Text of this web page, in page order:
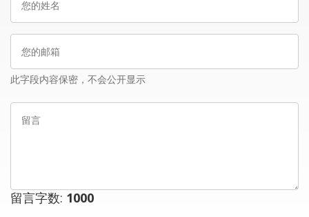
邮
此字段内容保密，不会公开显示
留言字数: 1000